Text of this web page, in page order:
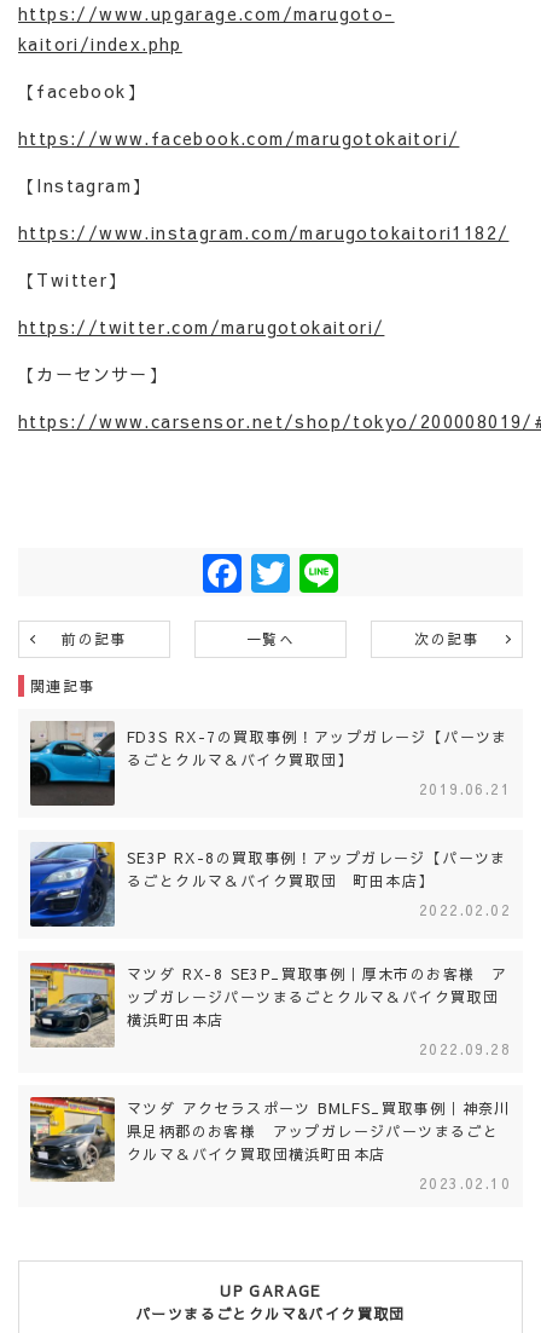
https://www.upgarage.com/marugoto-
kaitori/index.php
【facebook】
https://www.facebook.com/marugotokaitori/
【Instagram】
https://www.instagram.com/marugotokaitori1182/
【Twitter】
https://twitter.com/marugotokaitori/
【カーセンサー】
https://www.carsensor.net/shop/tokyo/200008019/
Facebook
Twitter
前の記事 一覧へ 次の記事
関連記事
FD3S RX-7の買取事例！アップガレージ【パーツま
るごとクルマ＆バイク買取団】
2019.06.21
SE3P RX-8の買取事例！アップガレージ【パーツま
るごとクルマ＆バイク買取団 町田本店】
2022.02.02
マツダ RX-8 SE3P_買取事例｜厚木市のお客様 ア
ップガレージパーツまるごとクルマ＆バイク買取団
横浜町田本店
2022.09.28
マツダ アクセラスポーツ BMLFS_買取事例｜神奈川
県足柄郡のお客様 アップガレージパーツまるごと
クルマ＆バイク買取団横浜町田本店
2023.02.10
UP GARAGE
パーツまるごとクルマ&バイク買取団